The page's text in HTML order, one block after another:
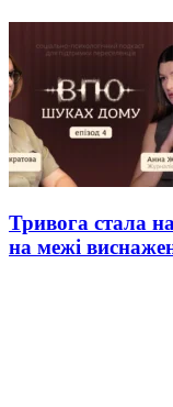
Тривога стала
на межі